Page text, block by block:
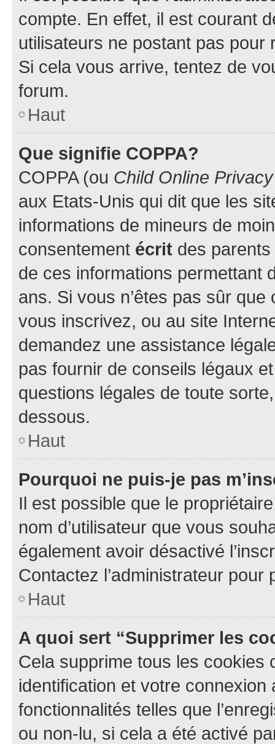
compte. En effet, il est courant
utilisateurs ne postant pas pour
Si cela vous arrive, tentez de
forum.
Haut
Que signifie COPPA?
COPPA (ou Child Online
aux Etats-Unis qui dit que les
informations de mineurs de
consentement écrit des parents
de ces informations permettant
ans. Si vous n’êtes pas sûr
vous inscrivez, ou au site
demandez une assistance
pas fournir de conseils légaux
questions légales de toute
dessous.
Haut
Pourquoi ne puis-je pas
Il est possible que le
nom d’utilisateur que vous
également avoir désactivé
Contactez l’administrateur
Haut
A quoi sert “Supprimer les
Cela supprime tous les cookies
identification et votre
fonctionnalités telles que
ou non-lu, si cela a été activé